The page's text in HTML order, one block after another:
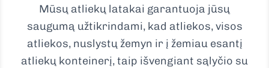
Mūsų atliekų latakai garantuoja jūsų
saugumą užtikrindami, kad atliekos, visos
atliekos, nuslystų žemyn ir į žemiau esantį
atliekų konteinerį, taip išvengiant sąlyčio su